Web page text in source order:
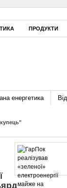
ПРОДУКТИ
енергетика